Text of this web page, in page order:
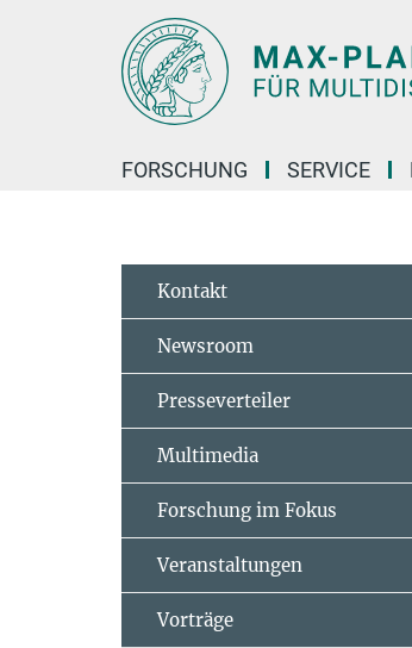
FORSCHUNG SERVICE
Kontakt
Newsroom
Presseverteiler
Multimedia
Forschung im Fokus
Veranstaltungen
Vorträge